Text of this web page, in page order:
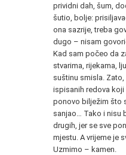
prividni dah, šum,
šutio, bolje:
ona sazrije, treba
dugo – nisam
Kad sam počeo da
stvarima, rijekama,
suštinu smisla.
ispisanih redova koji
ponovo bilježim što
sanjao… Tako i nisu
drugih, jer se sve
mjestu. A vrijeme je
Uzmimo – kamen.